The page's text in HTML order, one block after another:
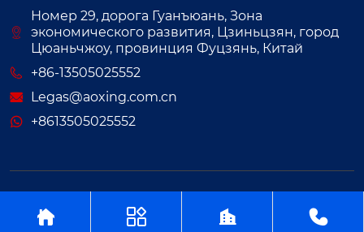
Номер 29, дорога Гуанъюань, Зона
экономического развития, Цзиньцзян, город
Цюаньчжоу, провинция Фуцзянь, Китай
+86-13505025552
Legas@aoxing.com.cn
+8613505025552
   